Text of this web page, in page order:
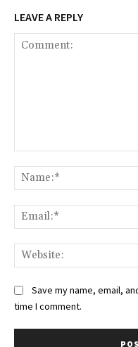
LEAVE A REPLY
Save my name, email,
time I comment.